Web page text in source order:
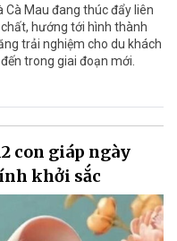
Cà Mau đang thúc đẩy liên
hướng tới hình thành
trải nghiệm cho du khách
trong giai đoạn mới.
con giáp ngày
khởi sắc